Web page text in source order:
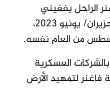
الراحل يفغيني
بريغوجين على الدولة في حزيران/ يونيو 2023،
من العام نفسه.
العسكرية
لتمهيد الأرض